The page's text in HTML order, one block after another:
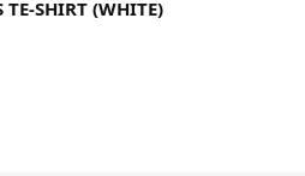
TE-SHIRT (WHITE)